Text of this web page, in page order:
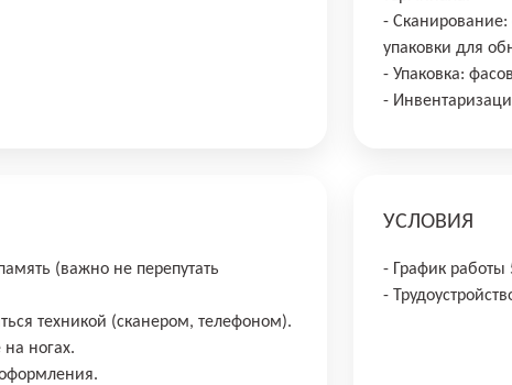
- Сканирование:
упаковки для
- Упаковка:
-
(важно не перепутать
техникой (сканером, телефоном).
на ногах.
УСЛОВИЯ
- График
-